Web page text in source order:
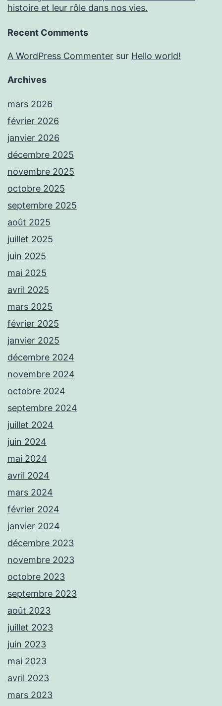
histoire et leur rôle dans nos vies.
Recent Comments
A WordPress Commenter sur Hello world!
Archives
mars 2026
février 2026
janvier 2026
décembre 2025
novembre 2025
octobre 2025
septembre 2025
août 2025
juillet 2025
juin 2025
mai 2025
avril 2025
mars 2025
février 2025
janvier 2025
décembre 2024
novembre 2024
octobre 2024
septembre 2024
juillet 2024
juin 2024
mai 2024
avril 2024
mars 2024
février 2024
janvier 2024
décembre 2023
novembre 2023
octobre 2023
septembre 2023
août 2023
juillet 2023
juin 2023
mai 2023
avril 2023
mars 2023